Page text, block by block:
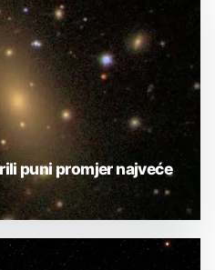
puni promjer najveće